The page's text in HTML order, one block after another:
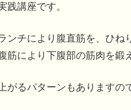
践講座です。
ンチにより腹直筋を、ひね
筋により下腹部の筋肉を鍛
がるパターンもありますの